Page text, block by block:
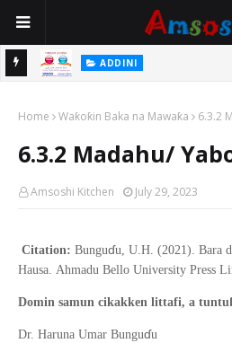
ADDINI
Home Waƙoƙin Baka na Mawaƙa 6.3.2
6.3.2 Madahu/
Amsoshi Kitchen July 29, 2023
Citation: Bunguɗu, U.H. (2021). Bara
Hausa. Ahmadu Bello University Press
Domin samun cikakken littafi, a tuntu
Dr. Haruna Umar Bunguɗu